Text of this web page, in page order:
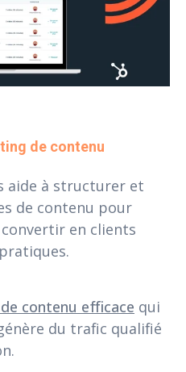
de contenu
aide à structurer et
de contenu pour
en clients
contenu efficace qui
du trafic qualifié